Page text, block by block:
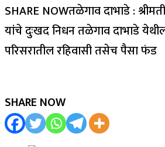
SHARE NOWतळेगाव दाभाडे :
यांचे दुःखद निधन तळेगाव दाभाडे
परिसरातील रहिवासी तसेच पैसा फंड
SHARE NOW